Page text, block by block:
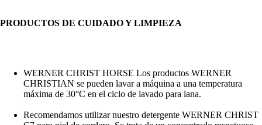
PRODUCTOS DE CUIDADO Y LIMPIEZA
WERNER CHRIST HORSE Los productos WERNER
CHRISTIAN se pueden lavar a máquina a una temperatura
máxima de 30°C en el ciclo de lavado para lana.
Recomendamos utilizar nuestro detergente WERNER CHRIST